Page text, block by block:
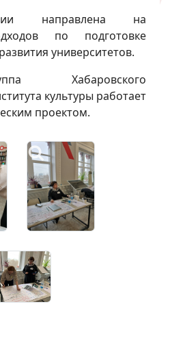
направлена на
по подготовке
университетов.
Хабаровского
культуры работает
проектом.